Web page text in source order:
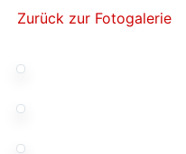
Zurück zur Fotogalerie